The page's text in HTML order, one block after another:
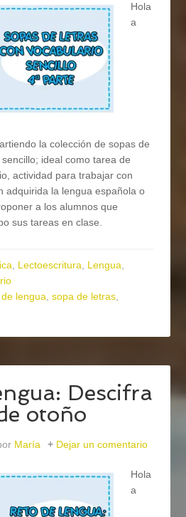
Hola
a
la colección de sopas de
ideal como tarea de
actividad para trabajar con
adquirida la lengua española o
a los alumnos que
sus tareas en clase.
, Lectoescritura, Lengua,
lengua,sopa de letras,
Descifra
otoño
María Dejar un comentario
Hola
a